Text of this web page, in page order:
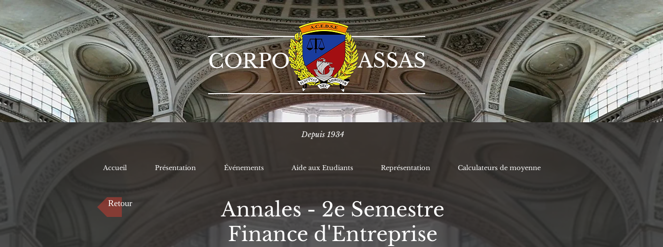
ASSAS
CORPO
Depuis 1934
Accueil Présentation Événements Aide aux Etudiants Représentation Calculateurs de moyenne
Retour
Annales - 2e Semestre
Finance d'Entreprise